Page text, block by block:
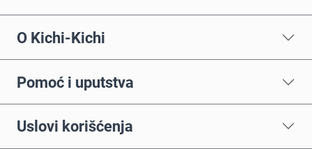
O Kichi-Kichi
Pomoć i uputstva
Uslovi korišćenja